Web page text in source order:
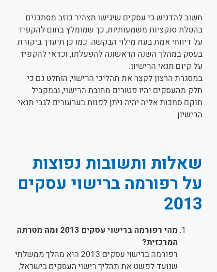
חשוב להדגיש כי עסקים שיגישו תצהיר כוזב מסתכנים
בהטלת סנקציות משמעותיות, כך שמומלץ בחום להקפיד
על דיווחי אמת בעת מילוי הבקשה. כמו כן תיערך ביקורת
בעסק במהלך השנה הראשונה להפעלתו, וכדאי להקפיד
על קיום תנאי הרישיון.
במסגרת הרצון לקצר את תהליכי הרישוי, הוחלט גם כי
חלק מהעסקים יהיו פטורים מחובת הרישוי, ובמקביל
תוקם סמכות אליה יהיה ניתן לפנות בערעורים לגבי תנאי
הרישיון.
שאלות ותשובות נפוצות
על רפורמה ברישוי עסקים
2013
מהי רפורמה ברישוי עסקים 2013 ומה מטרתה
המרכזית?
רפורמה ברישוי עסקים 2013 היא מהלך ממשלתי
שנועד לפשט את תהליך רישוי העסקים בישראל,